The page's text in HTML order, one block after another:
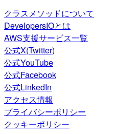
クラスメソッドについて
DevelopersIOとは
AWS支援サービス一覧
公式X(Twitter)
公式YouTube
公式Facebook
公式LinkedIn
アクセス情報
プライバシーポリシー
クッキーポリシー